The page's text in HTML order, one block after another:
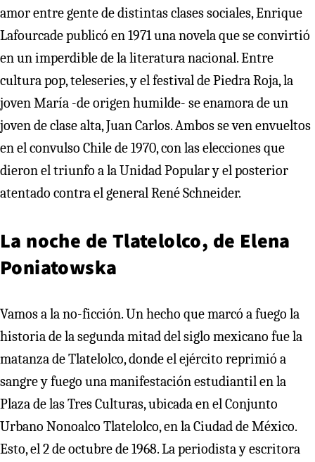
amor entre gente de distintas clases sociales, Enrique
Lafourcade publicó en 1971 una novela que se convirtió
en un imperdible de la literatura nacional. Entre
cultura pop, teleseries, y el festival de Piedra Roja, la
joven María -de origen humilde- se enamora de un
joven de clase alta, Juan Carlos. Ambos se ven envueltos
en el convulso Chile de 1970, con las elecciones que
dieron el triunfo a la Unidad Popular y el posterior
atentado contra el general René Schneider.
La noche de Tlatelolco, de Elena
Poniatowska
Vamos a la no-ficción. Un hecho que marcó a fuego la
historia de la segunda mitad del siglo mexicano fue la
matanza de Tlatelolco, donde el ejército reprimió a
sangre y fuego una manifestación estudiantil en la
Plaza de las Tres Culturas, ubicada en el Conjunto
Urbano Nonoalco Tlatelolco, en la Ciudad de México.
Esto, el 2 de octubre de 1968. La periodista y escritora